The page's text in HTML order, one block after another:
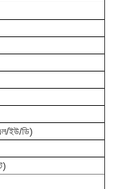
ইউ/ডি)